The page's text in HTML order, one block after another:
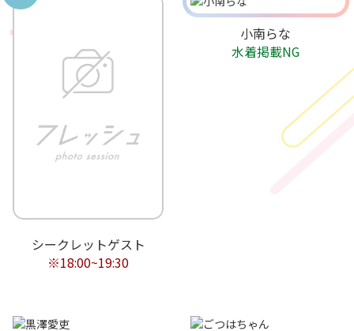
シークレットゲスト
※18:00~19:30
小南らな
水着掲載NG